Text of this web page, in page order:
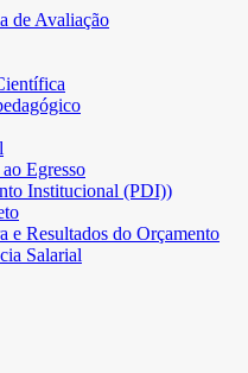
de Avaliação
Egresso
Institucional (PDI))
e Resultados do Orçamento
Salarial